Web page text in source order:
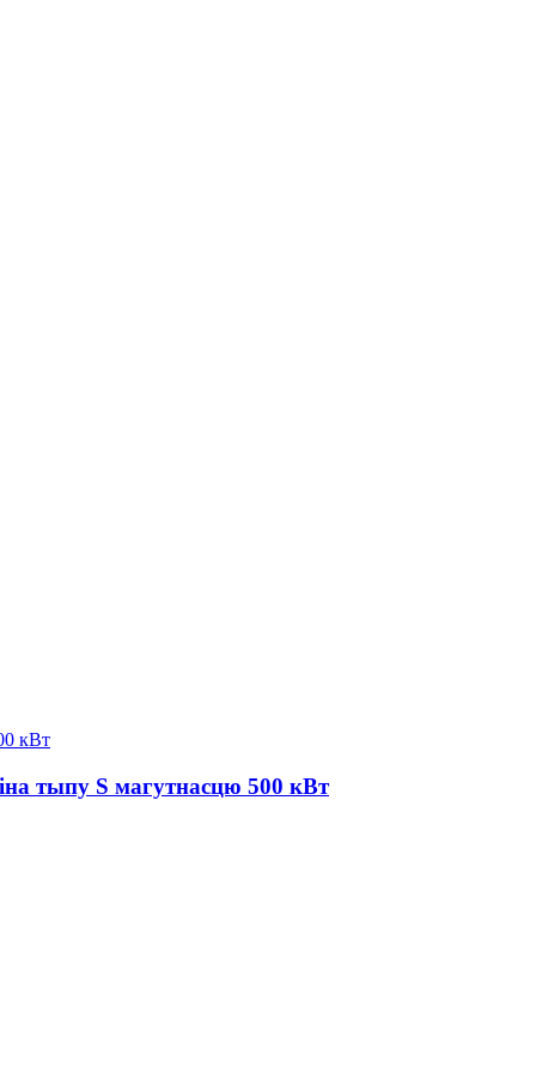
тыпу S магутнасцю 500 кВт